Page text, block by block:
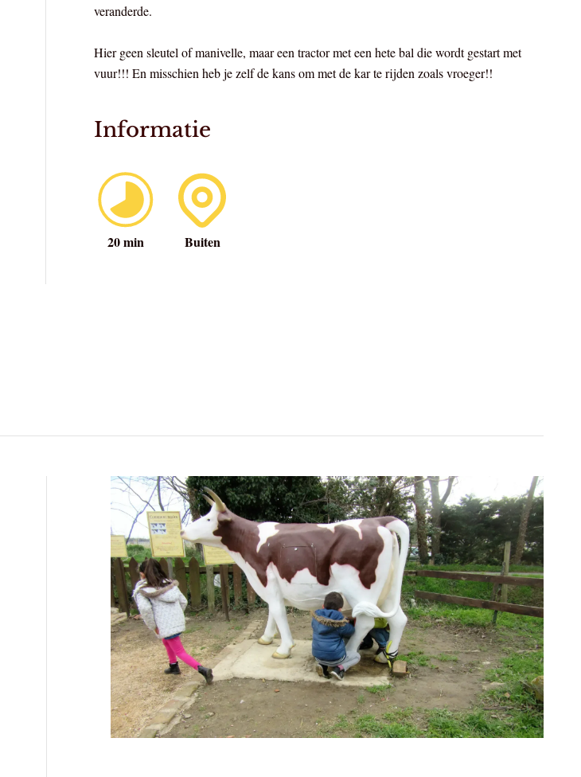
veranderde.
Hier geen sleutel of manivelle, maar een tractor met een hete bal die wordt gestart met
vuur!!! En misschien heb je zelf de kans om met de kar te rijden zoals vroeger!!
Informatie
20 min Buiten